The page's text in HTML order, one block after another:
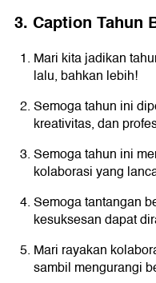
3. Caption Tahun
Mari kita jadikan
lalu, bahkan lebih!
Semoga tahun ini
kreativitas, dan
Semoga tahun ini
kolaborasi yang
Semoga tantangan
kesuksesan dapat
Mari rayakan
sambil mengurangi